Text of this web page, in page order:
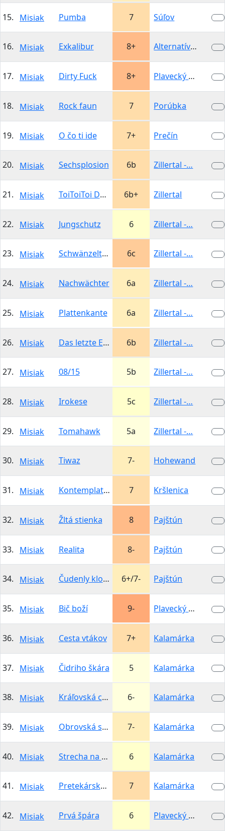
15. Misiak Pumba 7 Súľov
16. Misiak Exkalibur 8+ Alternatívna…
17. Misiak Dirty Fuck 8+ Plavecký hrad -…
18. Misiak Rock faun 7 Porúbka
19. Misiak O čo ti ide 7+ Prečín
20. Misiak Sechsplosion 6b Zillertal -…
21. Misiak ToiToiToi Dachl 6b+ Zillertal
22. Misiak Jungschutz 6 Zillertal -…
23. Misiak Schwänzeltanz 6c Zillertal -…
24. Misiak Nachwächter 6a Zillertal -…
25. Misiak Plattenkante 6a Zillertal -…
26. Misiak Das letzte Einhorn 6b Zillertal -…
27. Misiak 08/15 5b Zillertal -…
28. Misiak Irokese 5c Zillertal -…
29. Misiak Tomahawk 5a Zillertal -…
30. Misiak Tiwaz 7- Hohewand
31. Misiak Kontemplatívna 7 Kršlenica
32. Misiak Žltá stienka 8 Pajštún
33. Misiak Realita 8- Pajštún
34. Misiak Čudenly klobáseň 6+/7- Pajštún
35. Misiak Bič boží 9- Plavecký hrad -…
36. Misiak Cesta vtákov 7+ Kalamárka
37. Misiak Čidriho škára 5 Kalamárka
38. Misiak Kráľovská cesta 6- Kalamárka
39. Misiak Obrovská strecha 7- Kalamárka
40. Misiak Strecha na Májovú vežu (Obria) 6 Kalamárka
41. Misiak Pretekársky previs 7 Kalamárka
42. Misiak Prvá špára 6 Plavecký hrad -…